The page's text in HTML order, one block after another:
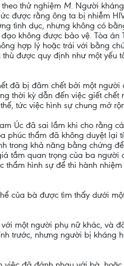
thử nghiệm M. Người
được rằng ông ta bị nhiễm
tình dục, nhưng không có
không được bảo vệ. Tòa án
hợp lý hoặc trái với bằng
được quy định như một yếu
đã bị đâm chết bởi một người
thời kỳ dẫn đến việc giết chết
tức việc hình sự chung mở
Úc đã sai lầm khi cho rằng
phúc thẩm đã không duyệt lại
trong khả năng bằng chứng
tầm quan trọng của ba người
thẩm hình sự để thi hành nhiệm
của bà được tìm thấy dưới
một người phụ nữ khác, và
trước, nhưng người bị kháng